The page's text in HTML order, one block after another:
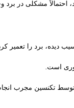
مشکلی در برد
دیده، برد را تعمیر
است.
تکنسین مجرب